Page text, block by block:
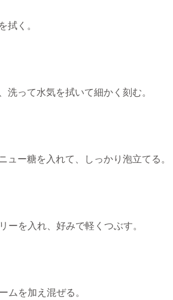
拭く。
洗って水気を拭いて細かく刻む。
ュー糖を入れて、しっかり泡立てる。
ーを入れ、好みで軽くつぶす。
ムを加え混ぜる。